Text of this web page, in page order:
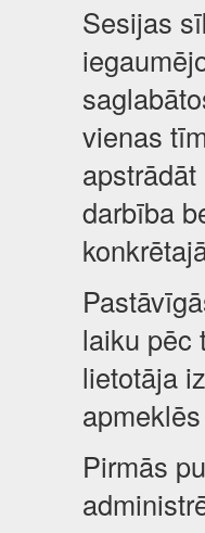
Sesijas
vienas
darbība
laiku pēc
lietotāja
Pirmās